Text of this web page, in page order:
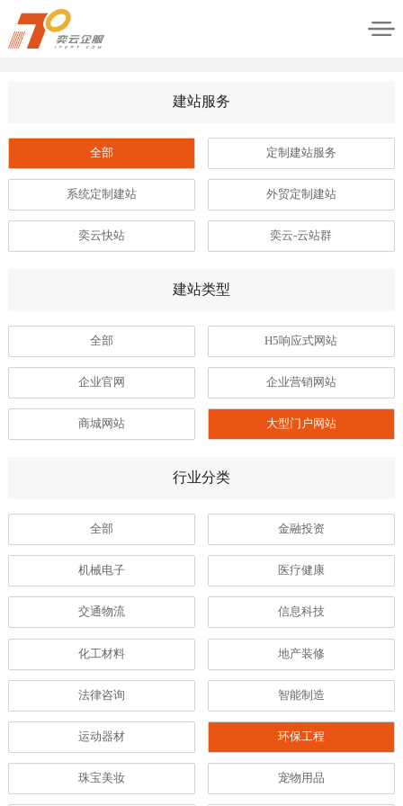
建站服务
全部 定制建站服务
系统定制建站 外贸定制建站
奕云快站 奕云-云站群
建站类型
全部 H5响应式网站
企业官网 企业营销网站
商城网站 大型门户网站
行业分类
全部 金融投资
机械电子 医疗健康
交通物流 信息科技
化工材料 地产装修
法律咨询 智能制造
运动器材 环保工程
珠宝美妆 宠物用品